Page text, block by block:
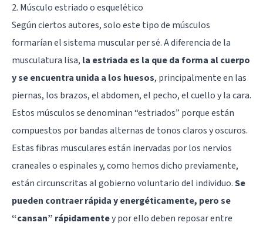
2. Músculo estriado o esquelético
Según ciertos autores, solo este tipo de músculos
formarían el sistema muscular per sé. A diferencia de la
musculatura lisa, la estriada es la que da forma al cuerpo
y se encuentra unida a los huesos, principalmente en las
piernas, los brazos, el abdomen, el pecho, el cuello y la cara.
Estos músculos se denominan “estriados” porque están
compuestos por bandas alternas de tonos claros y oscuros.
Estas fibras musculares están inervadas por los nervios
craneales o espinales y, como hemos dicho previamente,
están circunscritas al gobierno voluntario del individuo.Se
pueden contraer rápida y energéticamente, pero se
“cansan” rápidamentey por ello deben reposar entre